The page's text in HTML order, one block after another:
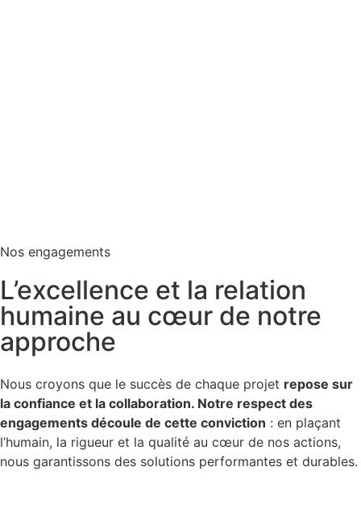
Nos engagements
L’excellence et la relation
humaine au cœur de notre
approche
Nous croyons que le succès de chaque projet repose sur
la confiance et la collaboration. Notre respect des
engagements découle de cette conviction : en plaçant
l’humain, la rigueur et la qualité au cœur de nos actions,
nous garantissons des solutions performantes et durables.